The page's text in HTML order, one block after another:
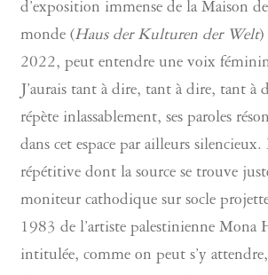
d’exposition immense de la Maison
monde (Haus der Kulturen der Welt)
2022, peut entendre une voix
J’aurais tant à dire, tant à dire, tant à
répète inlassablement, ses paroles
dans cet espace par ailleurs
répétitive dont la source se trouve
moniteur cathodique sur socle
1983 de l’artiste palestinienne Mona
intitulée, comme on peut s’y